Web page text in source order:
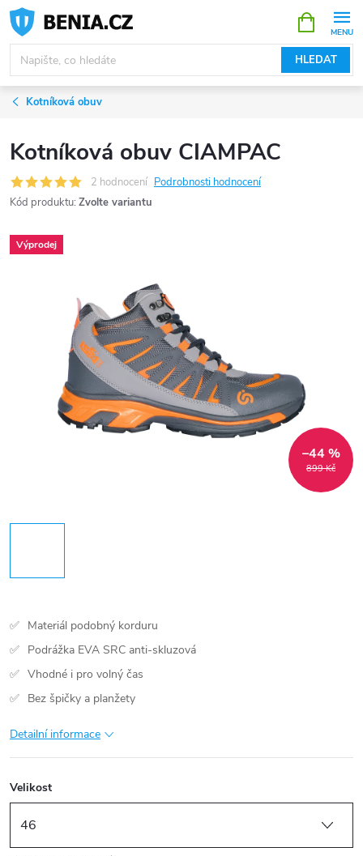
Přejít
obsah
HLEDAT
NÁKUPNÍ
KOŠÍK
Kotníková obuv
Kotníková obuv CIAMPAC
2 hodnocení Podrobnosti hodnocení
Kód produktu: Zvolte variantu
Výprodej
899 Kč
–44 %
Materiál podobný korduru
Podrážka EVA SRC anti-skluzová
Vhodné i pro volný čas
Bez špičky a planžety
Detailní informace
Velikost